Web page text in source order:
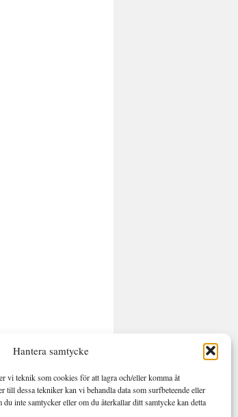
Hantera samtycke
vi teknik som cookies för att lagra och/eller komma åt
till dessa tekniker kan vi behandla data som surfbeteende eller
inte samtycker eller om du återkallar ditt samtycke kan detta